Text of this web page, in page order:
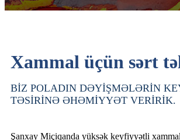
Xammal üçün sərt
BİZ POLADIN DƏYİŞMƏLƏRİN
TƏSİRİNƏ ƏHƏMİYYƏT VERİRİK.
Şanxay Miçiqanda yüksək keyfiyyətli